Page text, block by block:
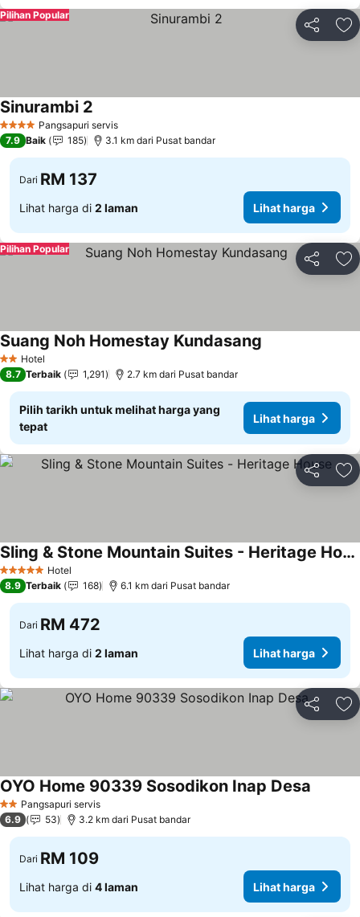
Kongsi
Pilihan Popular
4 BintangPangsapuri servis
Sinurambi 2
7.9 Baik 185 3.1 km dari Pusat bandar
Dari RM 137
Lihat harga di 2 laman Lihat harga
Kongsi
Pilihan Popular
2 Bintang
Hotel
Suang Noh Homestay Kundasang
8.7 Terbaik 1,291 2.7 km dari Pusat bandar
Pilih tarikh untuk melihat harga yang
tepat
Lihat harga
Kongsi
5 Bintang Hotel
Sling & Stone Mountain Suites - Heritage House
8.9 Terbaik 168 6.1 km dari Pusat bandar
Dari RM 472
Lihat harga di 2 laman Lihat harga
Kongsi
2 BintangPangsapuri servis
OYO Home 90339 Sosodikon Inap Desa
6.9 53 3.2 km dari Pusat bandar
Dari RM 109
Lihat harga di 4 laman Lihat harga